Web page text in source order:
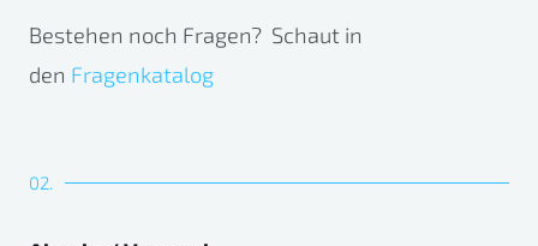
Bestehen noch Fragen? Schaut in
den Fragenkatalog
02.